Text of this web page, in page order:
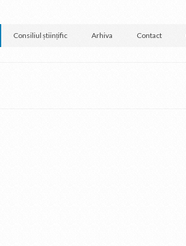
Consiliul științific Arhiva Contact